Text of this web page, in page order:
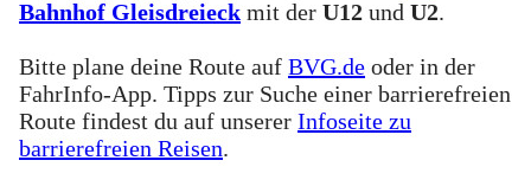
Bahnhof Gleisdreieck mit der U12 und U2.
Bitte plane deine Route auf BVG.de oder in der
FahrInfo-App. Tipps zur Suche einer barrierefreien
Route findest du auf unserer Infoseite zu
barrierefreien Reisen.